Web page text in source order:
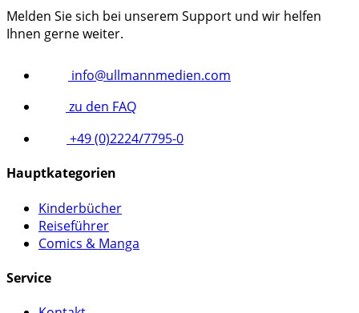
Melden Sie sich bei unserem Support und wir helfen
Ihnen gerne weiter.
info@ullmannmedien.com
zu den FAQ
+49 (0)2224/7795-0
Hauptkategorien
Kinderbücher
Reiseführer
Comics & Manga
Service